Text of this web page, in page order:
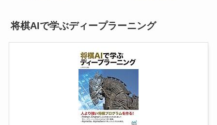
将棋AIで学ぶディープラーニング